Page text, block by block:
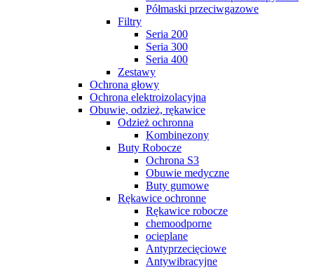
Półmaski przeciwgazowe
Filtry
Seria 200
Seria 300
Seria 400
Zestawy
Ochrona głowy
Ochrona elektroizolacyjna
Obuwie, odzież, rękawice
Odzież ochronna
Kombinezony
Buty Robocze
Ochrona S3
Obuwie medyczne
Buty gumowe
Rękawice ochronne
Rękawice robocze
chemoodporne
ocieplane
Antyprzecięciowe
Antywibracyjne